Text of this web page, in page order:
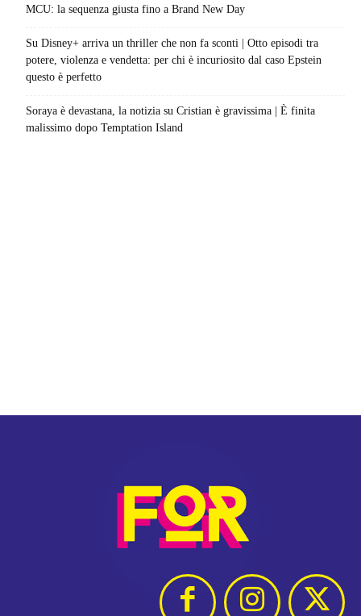
MCU: la sequenza giusta fino a Brand New Day
Su Disney+ arriva un thriller che non fa sconti | Otto episodi tra
potere, violenza e vendetta: per chi è incuriosito dal caso Epstein
questo è perfetto
Soraya è devastana, la notizia su Cristian è gravissima | È finita
malissimo dopo Temptation Island